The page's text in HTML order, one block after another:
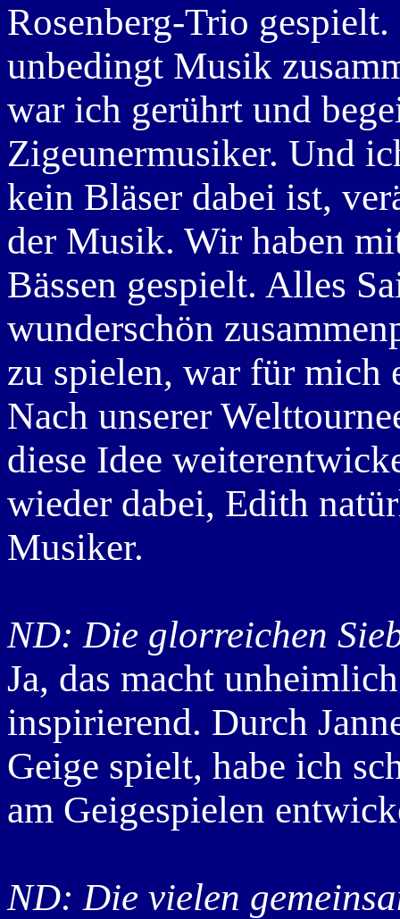
Rosenberg-Trio
unbedingt Musik
war ich gerührt und
Zigeunermusiker. Und
kein Bläser dabei ist,
der Musik. Wir haben
Bässen gespielt. Alles
wunderschön
zu spielen, war für mich
Nach unserer
diese Idee
wieder dabei, Edith
Musiker.
ND: Die glorreichen
Ja, das macht
inspirierend. Durch
Geige spielt, habe ich
am Geigespielen
ND: Die vielen